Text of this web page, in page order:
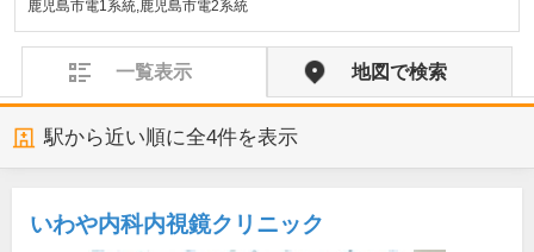
鹿児島市電1系統,鹿児島市電2系統
一覧表示 地図で検索
駅から近い順に全4件を表示
いわや内科内視鏡クリニック